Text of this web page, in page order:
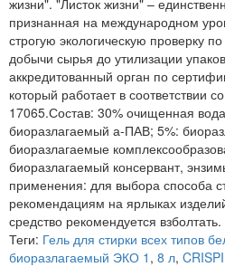
признанная на международном
строгую экологическую проверку
добычи сырья до утилизации
аккредитованный орган по
который работает в соответствии
17065.Состав: 30% очищенная
биоразлагаемый а-ПАВ; 5%:
биоразлагаемые
биоразлагаемый консервант,
применения: для выбора способа
рекомендациям на ярлыках
средство рекомендуется взболтать.
Теги: Гель для стирки всех типов
биоразлагаемый ЭКО 1 , 8 л,